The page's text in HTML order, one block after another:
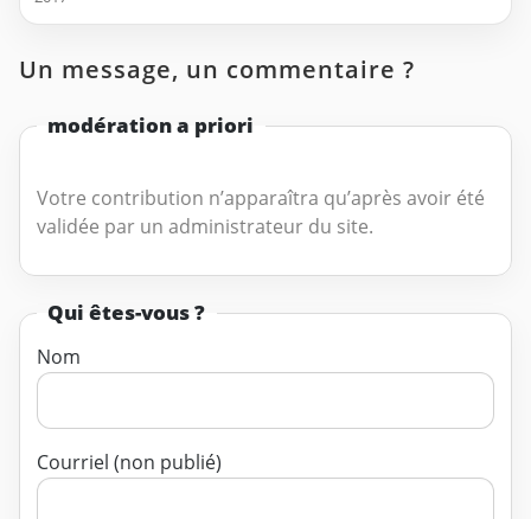
Un message, un commentaire ?
modération a priori
Votre contribution n’apparaîtra qu’après avoir été
validée par un administrateur du site.
Qui êtes-vous ?
Nom
Courriel (non publié)